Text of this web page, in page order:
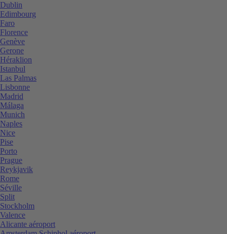
Dublin
Edimbourg
Faro
Florence
Genève
Gerone
Héraklion
Istanbul
Las Palmas
Lisbonne
Madrid
Málaga
Munich
Naples
Nice
Pise
Porto
Prague
Reykjavik
Rome
Séville
Split
Stockholm
Valence
Alicante aéroport